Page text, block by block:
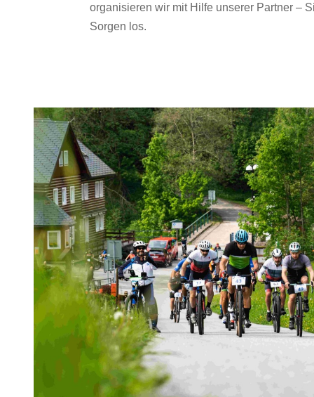
organisieren wir mit Hilfe unserer Partner –
Sorgen los.